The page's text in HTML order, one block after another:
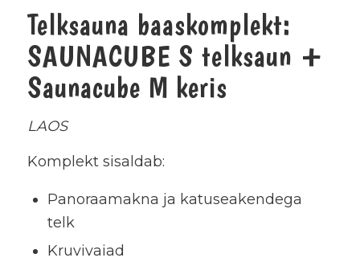
Telksauna baaskomplekt:
SAUNACUBE S telksaun +
Saunacube M keris
LAOS
Komplekt sisaldab:
Panoraamakna ja katuseakendega
telk
Kruvivaiad